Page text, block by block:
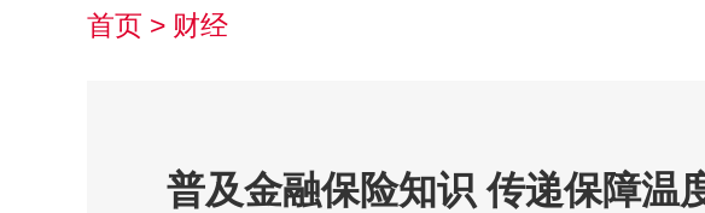
首页 > 财经
普及金融保险知识 传递保障